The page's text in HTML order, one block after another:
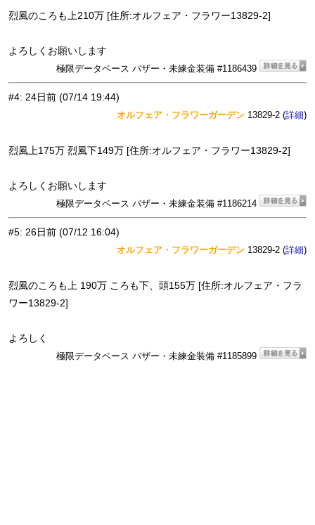
烈風のころも上210万 [住所:オルフェア・フラワー13829-2]
よろしくお願いします
極限データベース バザー・未練金装備 #1186439
#4: 24日前 (07/14 19:44)
オルフェア・フラワーガーデン 13829-2 (詳細)
烈風上175万 烈風下149万 [住所:オルフェア・フラワー13829-2]
よろしくお願いします
極限データベース バザー・未練金装備 #1186214
#5: 26日前 (07/12 16:04)
オルフェア・フラワーガーデン 13829-2 (詳細)
烈風のころも上 190万 ころも下、頭155万 [住所:オルフェア・フラ
ワー13829-2]
よろしく
極限データベース バザー・未練金装備 #1185899